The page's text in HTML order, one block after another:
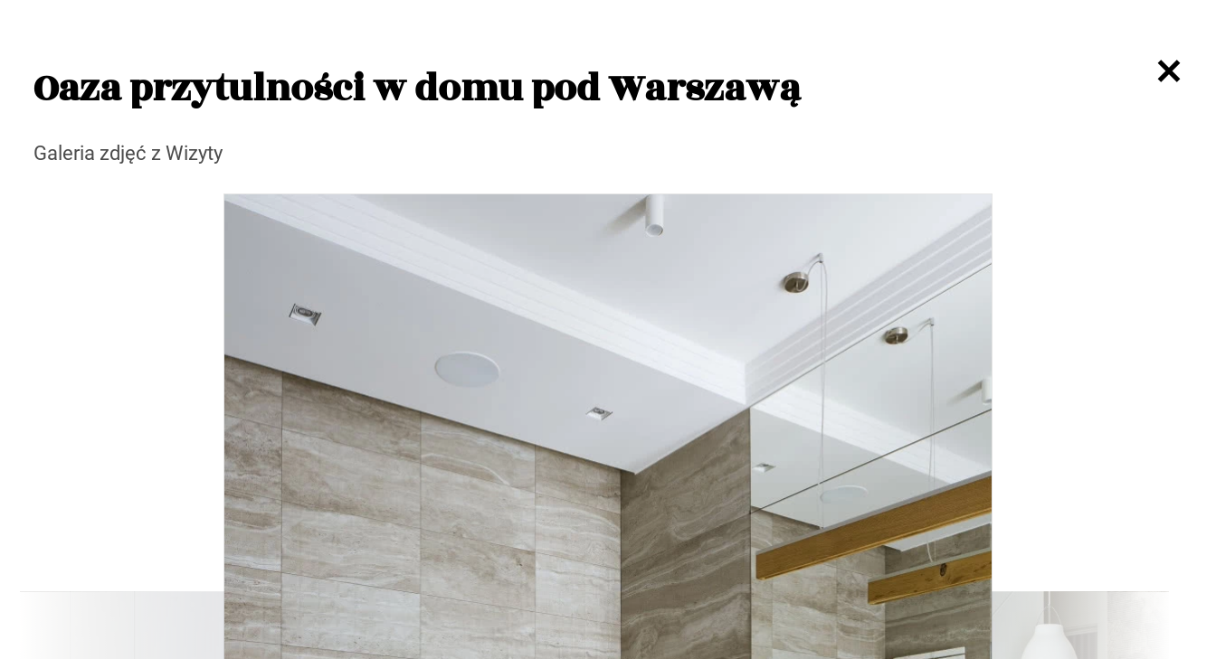
Oaza przytulności w domu pod Warszawą
Galeria zdjęć z Wizyty